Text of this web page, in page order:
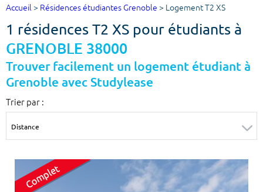
Votre recherche
Ville, école
m² m²
Accueil > Résidences étudiantes Grenoble > Logement T2 XS
1 résidences T2 XS pour étudiants à
GRENOBLE 38000
Trouver facilement un logement étudiant à
Grenoble avec Studylease
Trier par :